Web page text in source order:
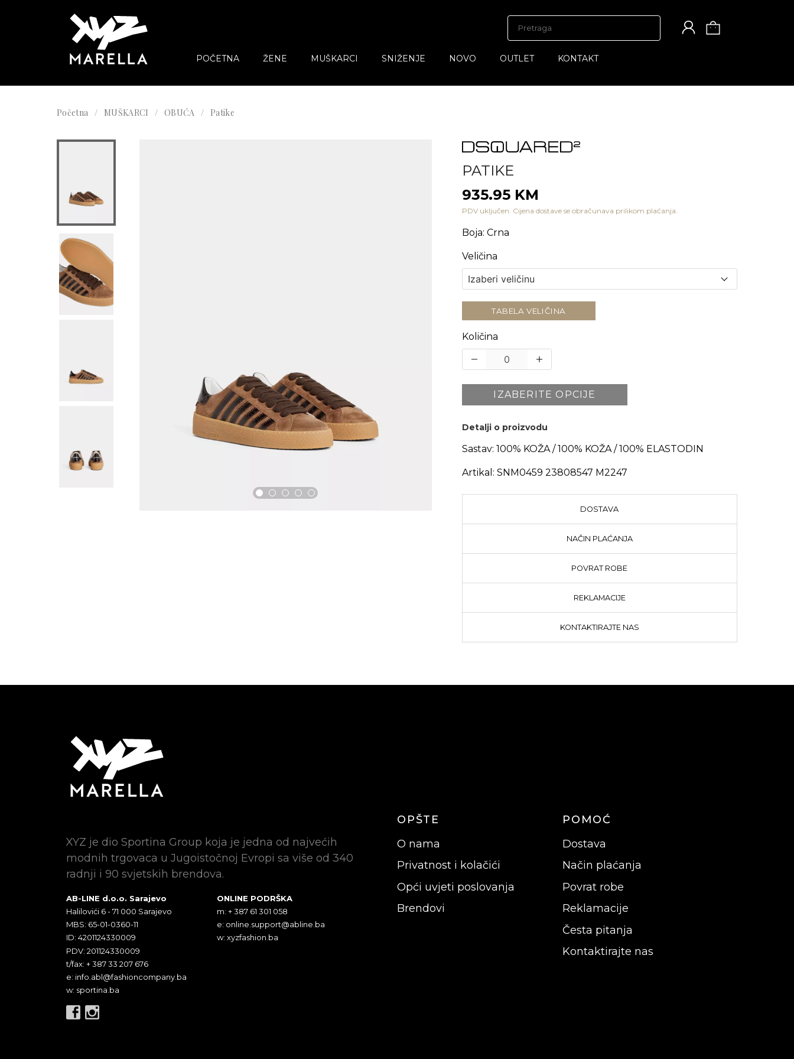
POČETNA ŽENE MUŠKARCI SNIŽENJE NOVO OUTLET KONTAKT
Početna MUŠKARCI OBUĆA Patike
PATIKE
935.95 KM
PDV uključen. Cijena dostave se obračunava prilikom plaćanja.
Boja: Crna
Veličina
TABELA VELIČINA
Količina
IZABERITE OPCIJE
Detalji o proizvodu
Sastav: 100% KOŽA / 100% KOŽA / 100% ELASTODIN
Artikal: SNM0459 23808547 M2247
DOSTAVA
NAČIN PLAĆANJA
POVRAT ROBE
REKLAMACIJE
KONTAKTIRAJTE NAS
XYZ je dio Sportina Group koja je jedna od najvećih
modnih trgovaca u Jugoistočnoj Evropi sa više od 340
radnji i 90 svjetskih brendova.
AB-LINE d.o.o. Sarajevo
Halilovići 6 - 71 000 Sarajevo
MBS: 65-01-0360-11
ID: 4201124330009
PDV: 201124330009
t/fax: + 387 33 207 676
e: info.abl@fashioncompany.ba
w: sportina.ba
ONLINE PODRŠKA
m: + 387 61 301 058
e: online.support@abline.ba
w: xyzfashion.ba
OPŠTE
O nama
Privatnost i kolačići
Opći uvjeti poslovanja
Brendovi
POMOĆ
Dostava
Način plaćanja
Povrat robe
Reklamacije
Česta pitanja
Kontaktirajte nas